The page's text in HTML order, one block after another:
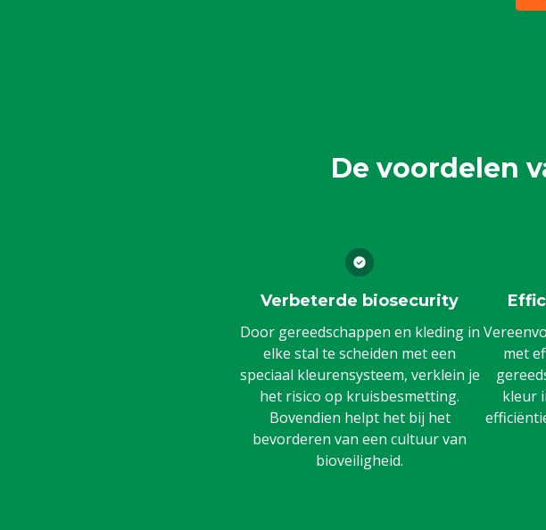
De voordelen
Verbeterde biosecurity
Door gereedschappen en kleding in
elke stal te scheiden met een
speciaal kleurensysteem, verklein je
het risico op kruisbesmetting.
Bovendien helpt het bij het
bevorderen van een cultuur van
bioveiligheid.
met
kleur